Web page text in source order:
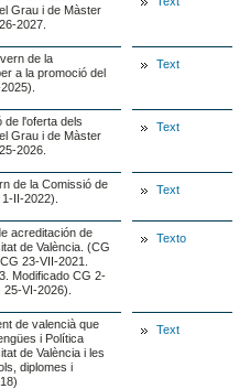
Grau i de Màster
2027.
de la
a la promoció del
Text
de l'oferta dels
Grau i de Màster
2026.
Text
de la Comissió de
II-2022).
Text
acreditación de
de València. (CG
23-VII-2021.
Modificado CG 2-
VI-2026).
Texto
de valencià que
i Política
de València i les
diplomes i
Text